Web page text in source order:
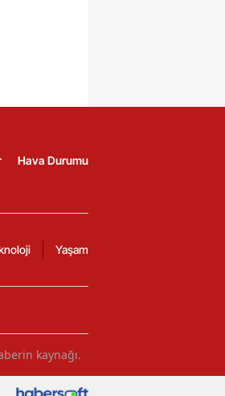
Hava Durumu
Yaşam
kaynağı.